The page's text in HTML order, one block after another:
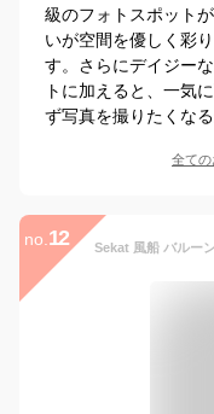
級のフォトスポット
いが空間を優しく彩
す。さらにデイジー
トに加えると、一気
ず写真を撮りたくな
全ての
no. 12